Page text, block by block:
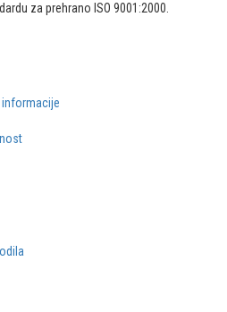
za prehrano ISO 9001:2000.